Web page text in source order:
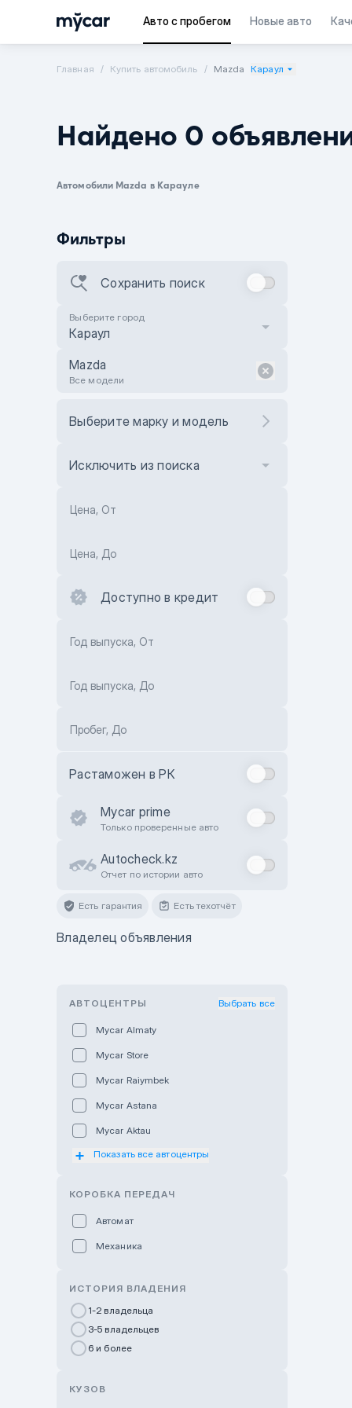
Авто с пробегом Новые авто
Главная Купить автомобиль Mazda Караул
Найдено 0
Автомобили Mazda в Карауле
Фильтры
Сохранить поиск
Выберите город
Караул
Mazda
Все модели
Выберите марку и модель
Исключить из поиска
Цена, От
Цена, До
Доступно в кредит
Год выпуска, От
Год выпуска, До
Пробег, До
Растаможен в РК
Mycar prime
Только проверенные авто
Autocheck.kz
Отчет по истории авто
Есть гарантия Есть техотчёт
Владелец объявления
АВТОЦЕНТРЫ Выбрать все
Mycar Almaty
Mycar Store
Mycar Raiymbek
Mycar Astana
Mycar Aktau
Mycar Uralsk
GWM Nurly Zhol
Chery Astana
Показать все автоцентры
КОРОБКА ПЕРЕДАЧ
Автомат
Механика
ИСТОРИЯ ВЛАДЕНИЯ
1-2 владельца
3-5 владельцев
6 и более
КУЗОВ